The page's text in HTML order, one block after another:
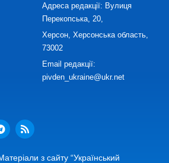
Адреса редакції: Вулиця
Перекопська, 20,
Херсон, Херсонська область,
73002
Email редакції:
pivden_ukraine@ukr.net
з сайту “Український